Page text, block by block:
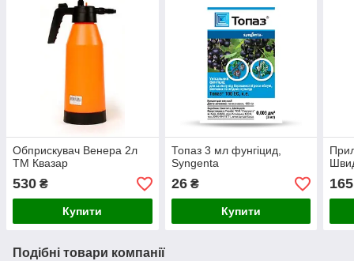
Обприскувач Венера 2л
ТМ Квазар
530 ₴
Купити
Топаз 3 мл фунгіцид,
Syngenta
26₴
Купити
165
Подібні товари компанії